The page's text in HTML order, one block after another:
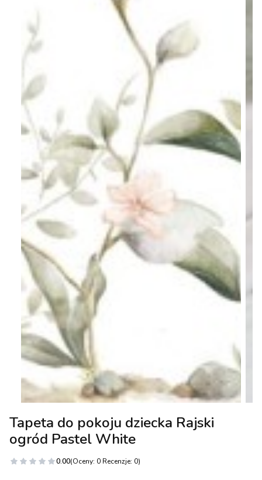
Tapeta do pokoju dziecka Rajski
ogród Pastel White
0.00(Oceny: 0 Recenzje: 0)